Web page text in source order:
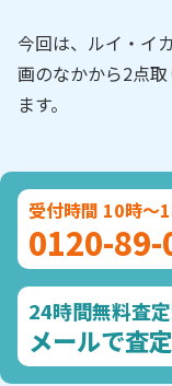
今回は、ルイ・イ
画のなかから2点
ます。
受付時間 10時～
0120-89-
24時間無料査
メールで査